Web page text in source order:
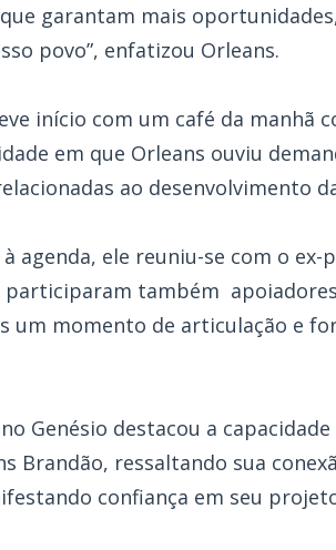
garantam mais
povo”, enfatizou Orleans.
início com um café da manhã
em que Orleans ouviu
ao desenvolvimento
agenda, ele reuniu-se com o
participaram também
um momento de articulação e
Genésio destacou a
Brandão, ressaltando sua
confiança em seu